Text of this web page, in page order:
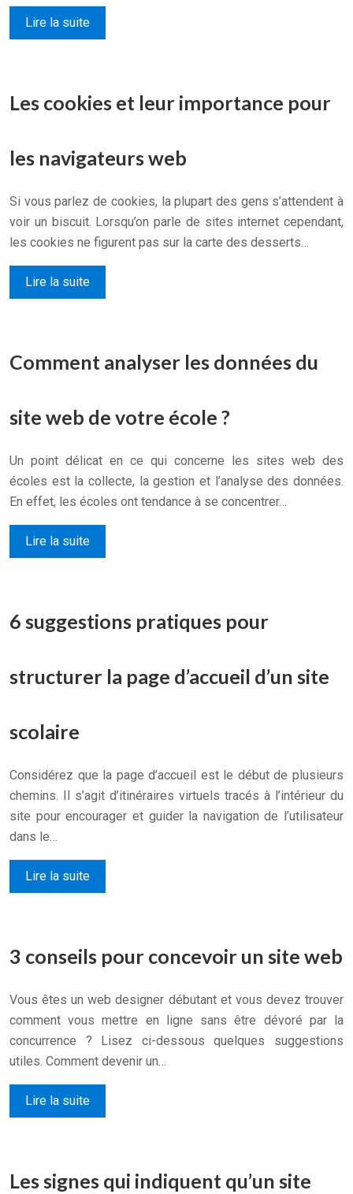
Lire la suite
Les cookies et leur importance pour
les navigateurs web
Si vous parlez de cookies, la plupart des gens s’attendent à
voir un biscuit. Lorsqu’on parle de sites internet cependant,
les cookies ne figurent pas sur la carte des desserts…
Lire la suite
Comment analyser les données du
site web de votre école ?
Un point délicat en ce qui concerne les sites web des
écoles est la collecte, la gestion et l’analyse des données.
En effet, les écoles ont tendance à se concentrer…
Lire la suite
6 suggestions pratiques pour
structurer la page d’accueil d’un site
scolaire
Considérez que la page d’accueil est le début de plusieurs
chemins. Il s’agit d’itinéraires virtuels tracés à l’intérieur du
site pour encourager et guider la navigation de l’utilisateur
dans le…
Lire la suite
3 conseils pour concevoir un site web
Vous êtes un web designer débutant et vous devez trouver
comment vous mettre en ligne sans être dévoré par la
concurrence ? Lisez ci-dessous quelques suggestions
utiles. Comment devenir un…
Lire la suite
Les signes qui indiquent qu’un site